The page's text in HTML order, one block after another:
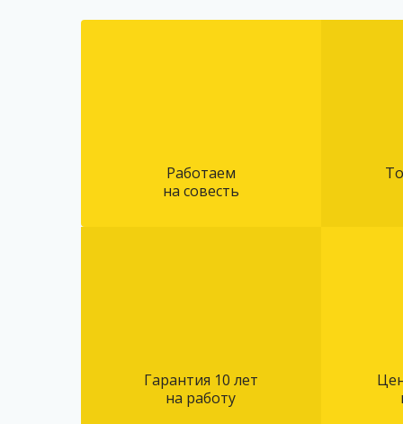
Работаем
на совесть
Гарантия 10 лет
на работу